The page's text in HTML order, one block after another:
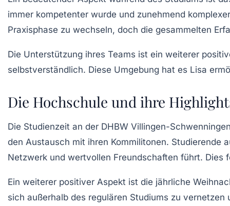
immer kompetenter wurde und zunehmend
Praxisphase zu wechseln, doch die gesammelten
Die Unterstützung ihres Teams ist ein weiterer
selbstverständlich. Diese Umgebung hat es Lisa
Die Hochschule und ihre
Die Studienzeit an der DHBW Villingen-
den Austausch mit ihren Kommilitonen. Studierende
Netzwerk und wertvollen Freundschaften führt.
Ein weiterer positiver Aspekt ist die jährliche
sich außerhalb des regulären Studiums zu